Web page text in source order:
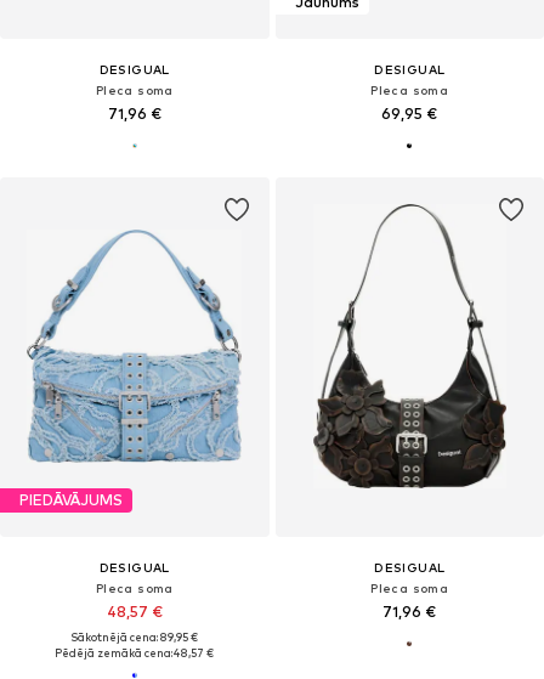
DESIGUAL
Pleca soma
71,96 €
DESIGUAL
Pleca soma
69,95 €
PIEDĀVĀJUMS
DESIGUAL
Pleca soma
48,57 €
Sākotnējā cena: 89,95 €
Pēdējā zemākā cena:48,57 €
DESIGUAL
Pleca soma
71,96 €